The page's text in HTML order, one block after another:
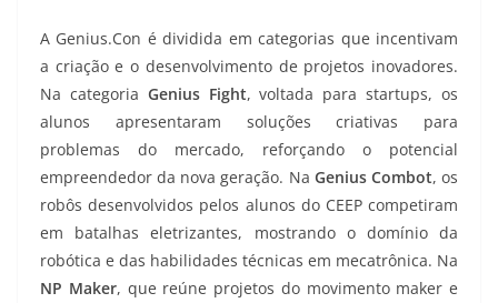
A Genius.Con é dividida em categorias que incentivam
a criação e o desenvolvimento de projetos inovadores.
Na categoria Genius Fight, voltada para startups, os
alunos apresentaram soluções criativas para
problemas do mercado, reforçando o potencial
empreendedor da nova geração. Na Genius Combot, os
robôs desenvolvidos pelos alunos do CEEP competiram
em batalhas eletrizantes, mostrando o domínio da
robótica e das habilidades técnicas em mecatrônica. Na
NP Maker, que reúne projetos do movimento maker e